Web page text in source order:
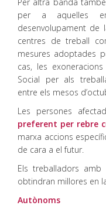
per a aquelles
desenvolupament de
centres de treball
mesures adoptades
cas, les
Social per als
entre els mesos
Les persones
preferent per rebre
marxa accions
de cara a el futur.
Els treballadors
obtindran millores en
Autònoms